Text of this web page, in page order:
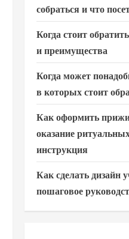
собраться и что
Когда стоит
и преимущества
Когда может
в которых стоит
Как оформить
оказание
инструкция
Как сделать дизайн
пошаговое